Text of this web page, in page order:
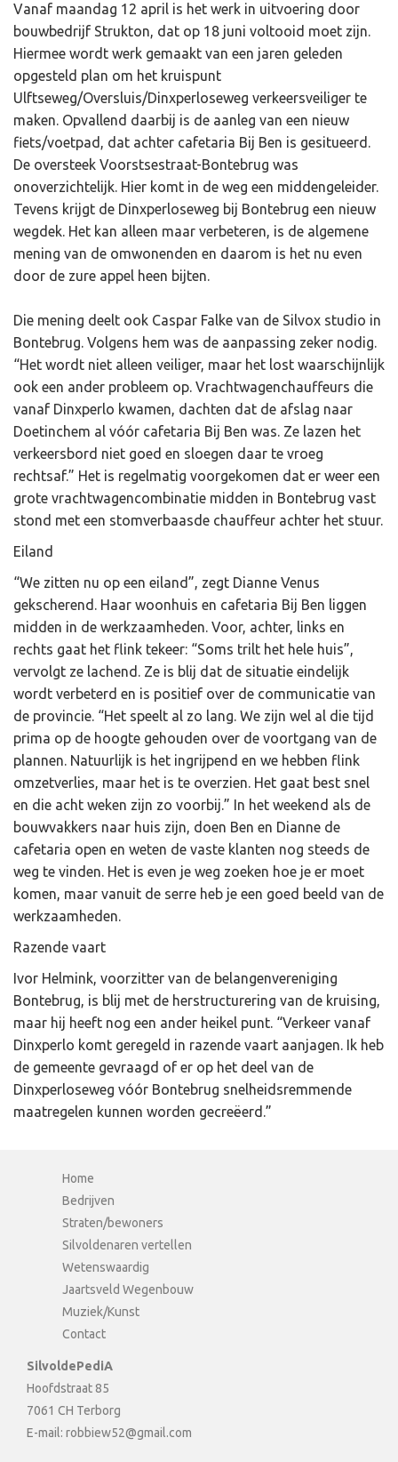
Vanaf maandag 12 april is het werk in uitvoering door
bouwbedrijf Strukton, dat op 18 juni voltooid moet zijn.
Hiermee wordt werk gemaakt van een jaren geleden
opgesteld plan om het kruispunt
Ulftseweg/Oversluis/Dinxperloseweg verkeersveiliger te
maken. Opvallend daarbij is de aanleg van een nieuw
fiets/voetpad, dat achter cafetaria Bij Ben is gesitueerd.
De oversteek Voorstsestraat-Bontebrug was
onoverzichtelijk. Hier komt in de weg een middengeleider.
Tevens krijgt de Dinxperloseweg bij Bontebrug een nieuw
wegdek. Het kan alleen maar verbeteren, is de algemene
mening van de omwonenden en daarom is het nu even
door de zure appel heen bijten.
Die mening deelt ook Caspar Falke van de Silvox studio in
Bontebrug. Volgens hem was de aanpassing zeker nodig.
“Het wordt niet alleen veiliger, maar het lost waarschijnlijk
ook een ander probleem op. Vrachtwagenchauffeurs die
vanaf Dinxperlo kwamen, dachten dat de afslag naar
Doetinchem al vóór cafetaria Bij Ben was. Ze lazen het
verkeersbord niet goed en sloegen daar te vroeg
rechtsaf.” Het is regelmatig voorgekomen dat er weer een
grote vrachtwagencombinatie midden in Bontebrug vast
stond met een stomverbaasde chauffeur achter het stuur.
Eiland
“We zitten nu op een eiland”, zegt Dianne Venus
gekscherend. Haar woonhuis en cafetaria Bij Ben liggen
midden in de werkzaamheden. Voor, achter, links en
rechts gaat het flink tekeer: “Soms trilt het hele huis”,
vervolgt ze lachend. Ze is blij dat de situatie eindelijk
wordt verbeterd en is positief over de communicatie van
de provincie. “Het speelt al zo lang. We zijn wel al die tijd
prima op de hoogte gehouden over de voortgang van de
plannen. Natuurlijk is het ingrijpend en we hebben flink
omzetverlies, maar het is te overzien. Het gaat best snel
en die acht weken zijn zo voorbij.” In het weekend als de
bouwvakkers naar huis zijn, doen Ben en Dianne de
cafetaria open en weten de vaste klanten nog steeds de
weg te vinden. Het is even je weg zoeken hoe je er moet
komen, maar vanuit de serre heb je een goed beeld van de
werkzaamheden.
Razende vaart
Ivor Helmink, voorzitter van de belangenvereniging
Bontebrug, is blij met de herstructurering van de kruising,
maar hij heeft nog een ander heikel punt. “Verkeer vanaf
Dinxperlo komt geregeld in razende vaart aanjagen. Ik heb
de gemeente gevraagd of er op het deel van de
Dinxperloseweg vóór Bontebrug snelheidsremmende
maatregelen kunnen worden gecreëerd.”
Home
Bedrijven
Straten/bewoners
Silvoldenaren vertellen
Wetenswaardig
Jaartsveld Wegenbouw
Muziek/Kunst
Contact
SilvoldePediA
Hoofdstraat 85
7061 CH Terborg
E-mail: robbiew52@gmail.com